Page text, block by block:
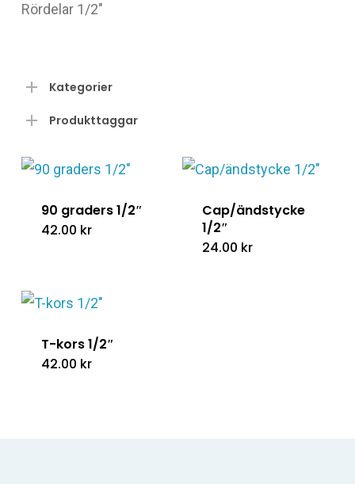
Rördelar 1/2"
Kategorier
Produkttaggar
90 graders 1/2″
42.00 kr
Cap/ändstycke
1/2″
24.00 kr
T-kors 1/2″
42.00 kr